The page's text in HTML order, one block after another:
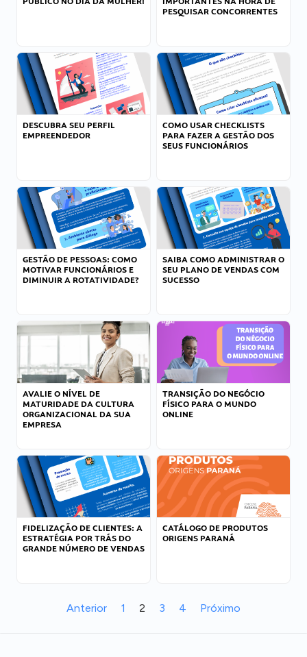
PESQUISAR CONCORRENTES
DESCUBRA SEU PERFIL
EMPREENDEDOR
COMO USAR CHECKLISTS
PARA FAZER A GESTÃO DOS
SEUS FUNCIONÁRIOS
GESTÃO DE PESSOAS: COMO
MOTIVAR FUNCIONÁRIOS E
DIMINUIR A ROTATIVIDADE?
SAIBA COMO ADMINISTRAR O
SEU PLANO DE VENDAS COM
SUCESSO
AVALIE O NÍVEL DE
MATURIDADE DA CULTURA
ORGANIZACIONAL DA SUA
EMPRESA
TRANSIÇÃO DO NEGÓCIO
FÍSICO PARA O MUNDO
ONLINE
FIDELIZAÇÃO DE CLIENTES: A
ESTRATÉGIA POR TRÁS DO
GRANDE NÚMERO DE VENDAS
CATÁLOGO DE PRODUTOS
ORIGENS PARANÁ
Anterior 1 2 3 4 Próximo